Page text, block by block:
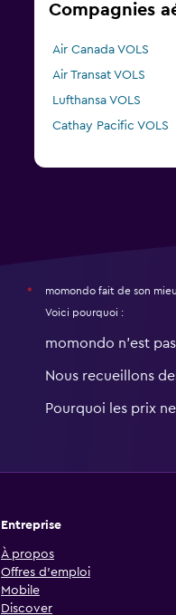
Compagnies
Air Canada VOLS
Air Transat VOLS
Lufthansa VOLS
Cathay Pacific VOLS
* momondo fait de son
Voici pourquoi :
momondo n'est
Nous recueillons
Pourquoi les prix
Entreprise
À propos
Offres d’emploi
Mobile
Discover